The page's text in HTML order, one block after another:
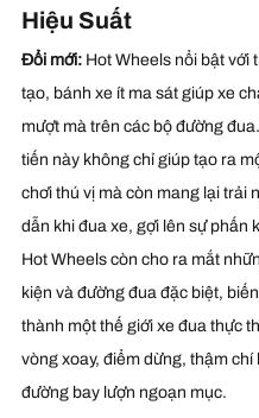
Hiệu Suất
Đổi mới: Hot Wheels nổi bật với
tạo, bánh xe ít ma sát giúp xe
mượt mà trên các bộ đường
tiến này không chỉ giúp tạo ra
chơi thú vị mà còn mang lại trải
dẫn khi đua xe, gợi lên sự phấn
Hot Wheels còn cho ra mắt
kiện và đường đua đặc biệt,
thành một thế giới xe đua thực
vòng xoay, điểm dừng, thậm chí
đường bay lượn ngoạn mục.